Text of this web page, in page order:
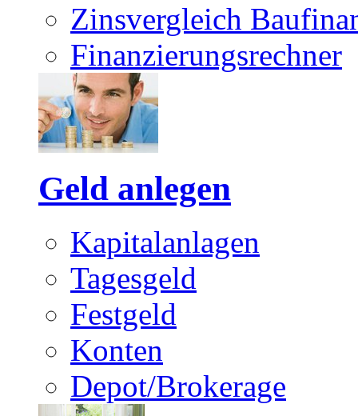
Zinsvergleich
Finanzierungsrechner
Geld anlegen
Kapitalanlagen
Tagesgeld
Festgeld
Konten
Depot/Brokerage